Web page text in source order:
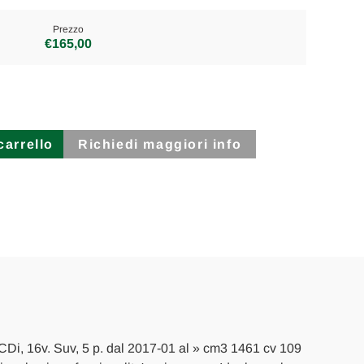
Prezzo
€165,00
Richiedi maggiori info
16v. Suv, 5 p. dal 2017-01 al » cm3 1461 cv 109